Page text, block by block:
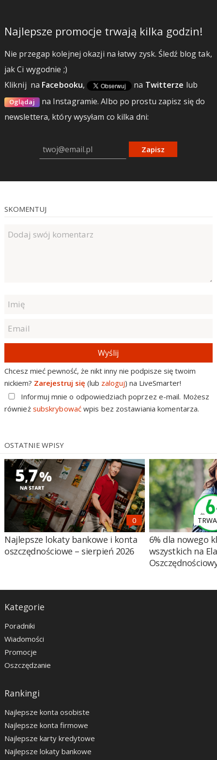
Najlepsze promocje trwają kilka godzin!
Nie przegap kolejnej okazji na łatwy zysk. Śledź blog tak,
jak Ci wygodnie ;)
Kliknij na Facebooku, na Twitterze lub
Oglądaj na Instagramie.Albo po prostu zapisz się do
newslettera, który wysyłam co kilka dni:
Zapisz
SKOMENTUJ
Wyślij
Chcesz mieć pewność, że nikt inny nie podpisze się twoim
nickiem? Zarejestruj się (lub zaloguj) na LiveSmarter!
Informuj mnie o odpowiedziach poprzez e-mail. Możesz
również subskrybowaćwpis bez zostawiania komentarza.
OSTATNIE WPISY
Najlepsze lokaty bankowe i konta
oszczędnościowe – sierpień 2026
6% dla nowego
wszystkich na
Kategorie
Poradniki
Wiadomości
Promocje
Oszczędzanie
Rankingi
Najlepsze konta osobiste
Najlepsze konta firmowe
Najlepsze karty kredytowe
Najlepsze lokaty bankowe